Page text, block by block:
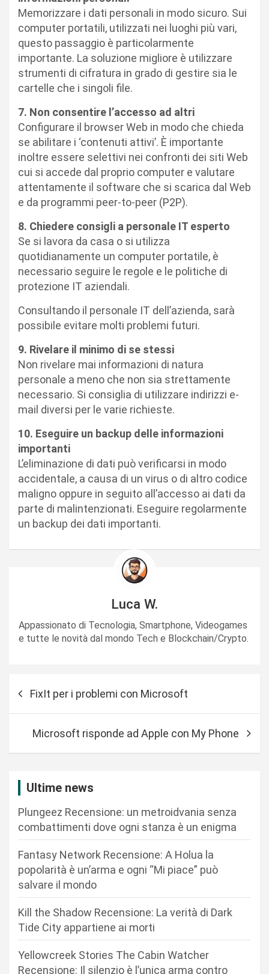
Memorizzare i dati personali in modo sicuro. Sui
computer portatili, utilizzati nei luoghi più vari,
questo passaggio è particolarmente
importante. La soluzione migliore è utilizzare
strumenti di cifratura in grado di gestire sia le
cartelle che i singoli file.
7. Non consentire l’accesso ad altri
Configurare il browser Web in modo che chieda
se abilitare i ‘contenuti attivi’. È importante
inoltre essere selettivi nei confronti dei siti Web
cui si accede dal proprio computer e valutare
attentamente il software che si scarica dal Web
e da programmi peer-to-peer (P2P).
8. Chiedere consigli a personale IT esperto
Se si lavora da casa o si utilizza
quotidianamente un computer portatile, è
necessario seguire le regole e le politiche di
protezione IT aziendali.
Consultando il personale IT dell’azienda, sarà
possibile evitare molti problemi futuri.
9. Rivelare il minimo di se stessi
Non rivelare mai informazioni di natura
personale a meno che non sia strettamente
necessario. Si consiglia di utilizzare indirizzi e-
mail diversi per le varie richieste.
10. Eseguire un backup delle informazioni
importanti
L’eliminazione di dati può verificarsi in modo
accidentale, a causa di un virus o di altro codice
maligno oppure in seguito all’accesso ai dati da
parte di malintenzionati. Eseguire regolarmente
un backup dei dati importanti.
Luca W.
Appassionato di Tecnologia, Smartphone, Videogames
e tutte le novità dal mondo Tech e Blockchain/Crypto.
FixIt per i problemi con Microsoft
Microsoft risponde ad Apple con My Phone
Ultime news
Plungeez Recensione: un metroidvania senza
combattimenti dove ogni stanza è un enigma
Fantasy Network Recensione: A Holua la
popolarità è un’arma e ogni “Mi piace” può
salvare il mondo
Kill the Shadow Recensione: La verità di Dark
Tide City appartiene ai morti
Yellowcreek Stories The Cabin Watcher
Recensione: Il silenzio è l’unica arma contro